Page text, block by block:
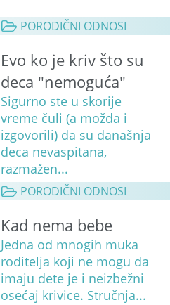
PORODIČNI ODNOSI
Evo ko je kriv što su
deca "nemoguća"
Sigurno ste u skorije
vreme čuli (a možda i
izgovorili) da su današnja
deca nevaspitana,
razmažen...
PORODIČNI ODNOSI
Kad nema bebe
Jedna od mnogih muka
roditelja koji ne mogu da
imaju dete je i neizbežni
osećaj krivice. Stručnja...